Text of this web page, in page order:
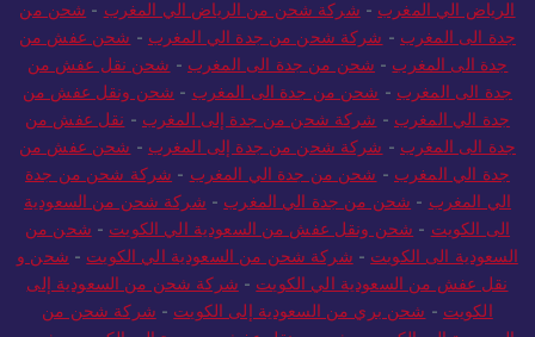
الرياض الي المغرب-شركة شحن من الرياض الي المغرب-شحن من
جدة الى المغرب -شركة شحن من جدة الي المغرب -شحن عفش من
جدة الى المغرب-شحن من جدة الى المغرب-شحن نقل عفش من
جدة الى المغرب -شحن من جدة الى المغرب- شحن ونقل عفش من
جدة الي المغرب -شركة شحن من جدة إلى المغرب -نقل عفش من
جدة الى المغرب -شركة شحن من جدة إلى المغرب -شحن عفش من
جدة الي المغرب -شحن من جدة الي المغرب- شركة شحن من جدة
الي المغرب-شحن من جدة الي المغرب-شركة شحن من السعودية
الى الكويت-شحن ونقل عفش من السعودية الي الكويت-شحن من
السعودية الى الكويت-شركة شحن من السعودية الي الكويت-شحن و
نقل عفش من السعودية الي الكويت-شركة شحن من السعودية إلى
الكويت -شحن بري من السعودية إلى الكويت-شركة شحن من